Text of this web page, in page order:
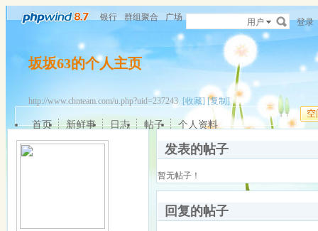
银行 群组聚合 广场 用户 登录
坂坂63的个人主页
http://www.chnteam.com/u.php?uid=237243 [收藏] [复制]
空
首页 新鲜事 日志 帖子 个人资料
发表的帖子
暂无帖子！
回复的帖子